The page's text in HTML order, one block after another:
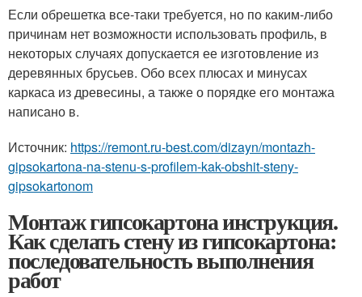
Если обрешетка все-таки требуется, но по каким-либо
причинам нет возможности использовать профиль, в
некоторых случаях допускается ее изготовление из
деревянных брусьев. Обо всех плюсах и минусах
каркаса из древесины, а также о порядке его монтажа
написано в.
Источник: https://remont.ru-best.com/dizayn/montazh-
gipsokartona-na-stenu-s-profilem-kak-obshit-steny-
gipsokartonom
Монтаж гипсокартона инструкция.
Как сделать стену из гипсокартона:
последовательность выполнения
работ